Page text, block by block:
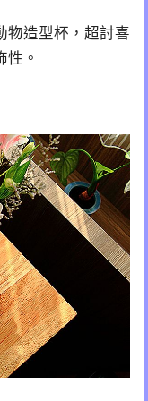
物造型杯，超討喜
性。